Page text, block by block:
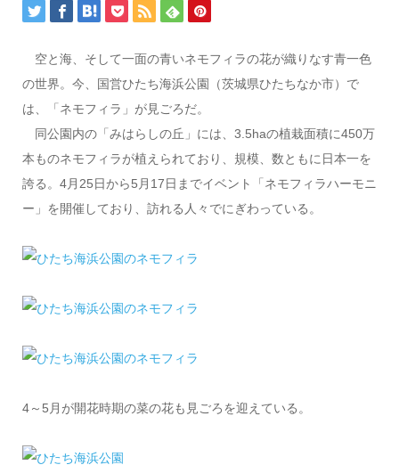
空と海、そして一面の青いネモフィラの花が織りなす青一色
の世界。今、国営ひたち海浜公園（茨城県ひたちなか市）で
は、「ネモフィラ」が見ごろだ。
同公園内の「みはらしの丘」には、3.5haの植栽面積に450万
本ものネモフィラが植えられており、規模、数ともに日本一を
誇る。4月25日から5月17日までイベント「ネモフィラハーモニ
ー」を開催しており、訪れる人々でにぎわっている。
4～5月が開花時期の菜の花も見ごろを迎えている。